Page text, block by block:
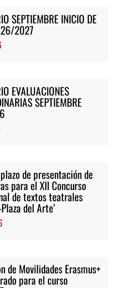
SEPTIEMBRE INICIO DE
2027
EVALUACIONES
SEPTIEMBRE
de presentación de
para el XII Concurso
de textos teatrales
del Arte’
de Movilidades Erasmus+
para el curso